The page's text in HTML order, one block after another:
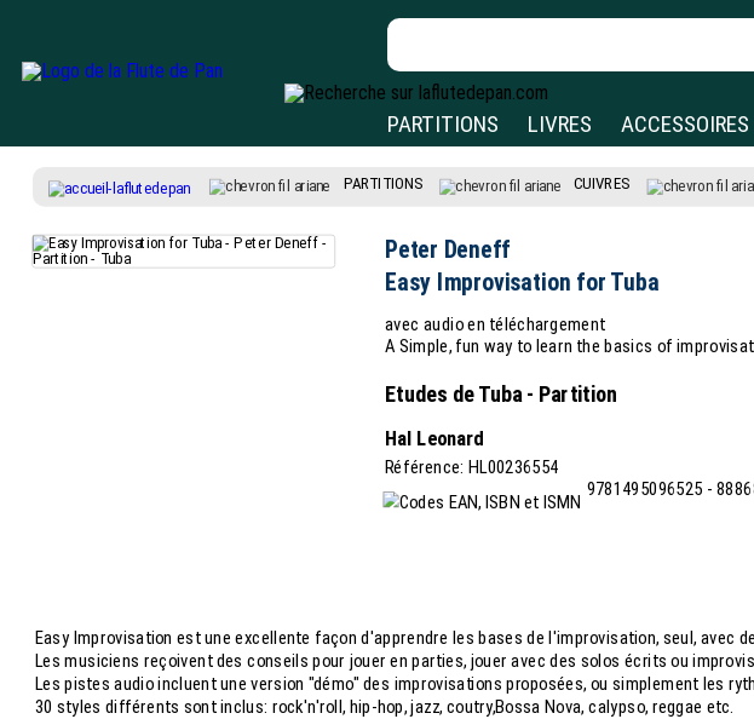
PARTITIONS LIVRES ACCESSOIRES
PARTITIONS CUIVRES
Peter Deneff
Easy Improvisation for Tuba
avec audio en téléchargement
A Simple, fun way to learn the basics of
Etudes de Tuba - Partition
Hal Leonard
Référence: HL00236554
9781495096525 -
Easy Improvisation est une excellente façon d'apprendre les bases de l'improvisation, seul, avec
Les musiciens reçoivent des conseils pour jouer en parties, jouer avec des solos écrits ou
Les pistes audio incluent une version "démo" des improvisations proposées, ou simplement les
30 styles différents sont inclus: rock'n'roll, hip-hop, jazz, coutry,Bossa Nova, calypso, reggae etc.